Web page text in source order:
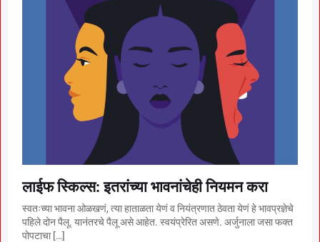
लाईफ स्किल्स: इतरांच्या भावनांचेही नियमन करा
स्वतःच्या भावना ओळखणं, त्या हाताळता येणं व नियंत्रणात ठेवता येणं हे भावप्रज्ञेचे
पहिले दोन पैलू. यानंतरचे पैलू असे आहेत. स्वयंप्रेरित असणे. अर्जुनाला जसा फक्त
पोपटाचा […]